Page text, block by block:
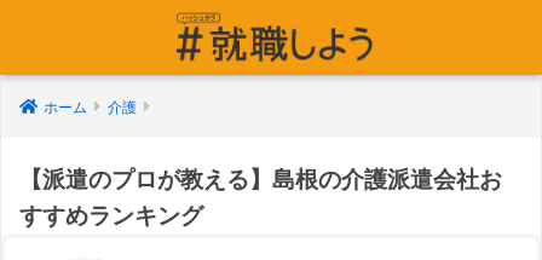
ホーム 介護
【派遣のプロが教える】島根の介護派遣会社お
すすめランキング